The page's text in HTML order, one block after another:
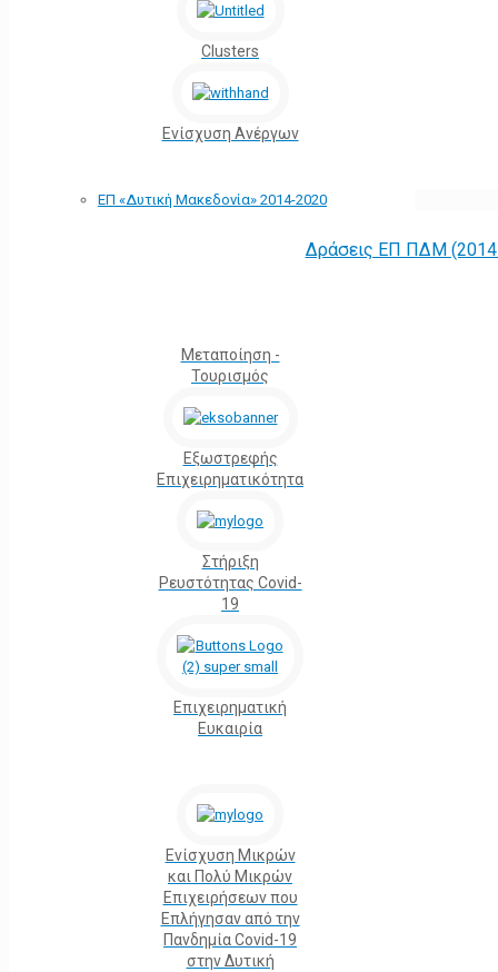
Clusters
Ενίσχυση Ανέργων
ΕΠ «Δυτική Μακεδονία» 2014-2020
Δράσεις ΕΠ ΠΔΜ (2014
Μεταποίηση -
Τουρισμός
Εξωστρεφής
Επιχειρηματικότητα
Στήριξη
Ρευστότητας Covid-
19
Επιχειρηματική
Ευκαιρία
Ενίσχυση Μικρών
και Πολύ Μικρών
Επιχειρήσεων που
Επλήγησαν από την
Πανδημία Covid-19
στην Δυτική